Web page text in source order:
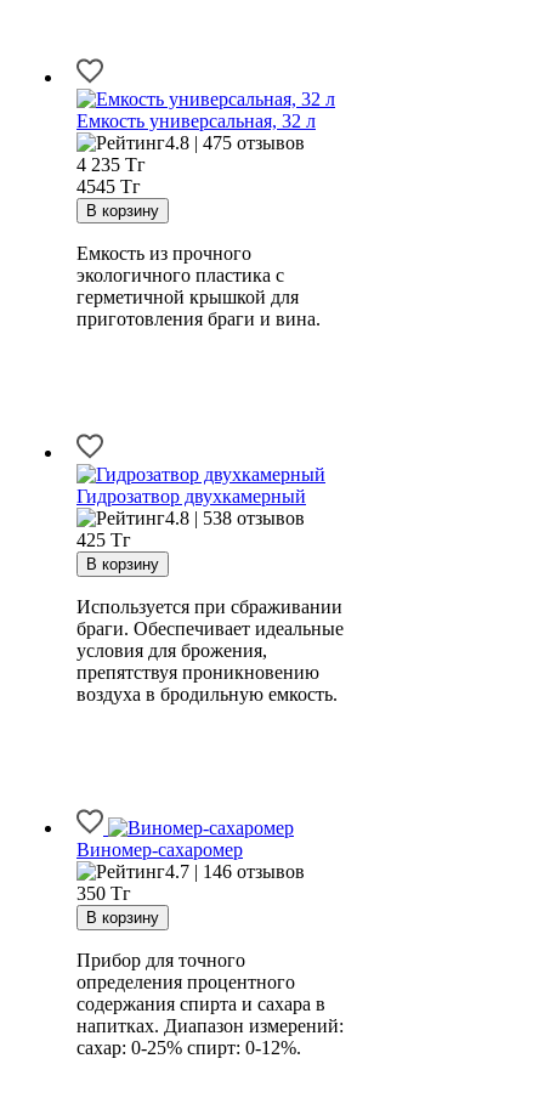
Емкость универсальная, 32 л
4.8 | 475 отзывов
4 235 Тг
4545 Тг
Емкость из прочного
экологичного пластика с
герметичной крышкой для
приготовления браги и вина.
Гидрозатвор двухкамерный
4.8 | 538 отзывов
425 Тг
Используется при сбраживании
браги. Обеспечивает идеальные
условия для брожения,
препятствуя проникновению
воздуха в бродильную емкость.
Виномер-сахаромер
4.7 | 146 отзывов
350 Тг
Прибор для точного
определения процентного
содержания спирта и сахара в
напитках. Диапазон измерений:
сахар: 0-25% спирт: 0-12%.